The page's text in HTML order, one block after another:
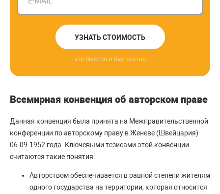
УЗНАТЬ СТОИМОСТЬ
это быстро и бесплатно
Всемирная конвенция об авторском праве
Данная конвенция была принята на Межправительственной
конференции по авторскому праву в Женеве (Швейцария)
06.09.1952 года. Ключевыми тезисами этой конвенции
считаются такие понятия:
Авторством обеспечивается в равной степени жителям
одного государства на территории, которая относится